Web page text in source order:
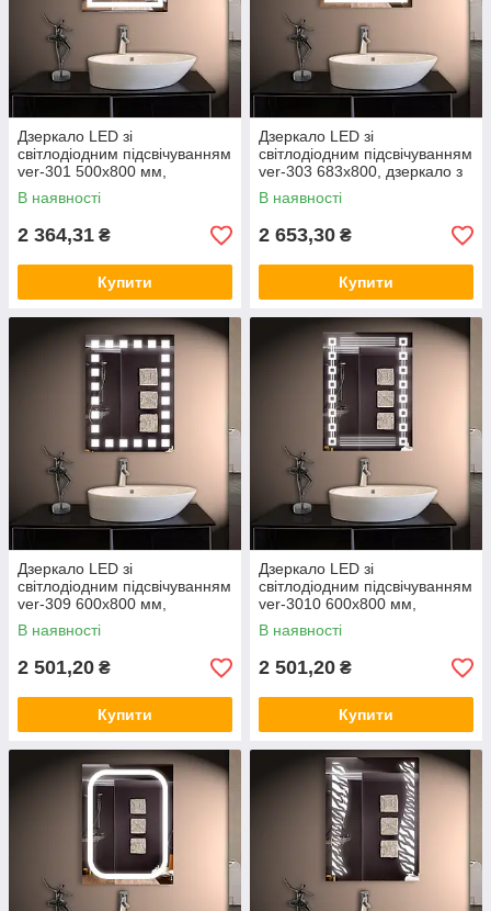
Дзеркало LED зі
світлодіодним підсвічуванням
ver-301 500х800 мм,
дзеркало з підсвіткою
В наявності
2 364,31 ₴
Купити
Дзеркало LED зі
світлодіодним підсвічуванням
ver-303 683х800, дзеркало з
підсвіткою
В наявності
2 653,30 ₴
Купити
Дзеркало LED зі
світлодіодним підсвічуванням
ver-309 600х800 мм,
дзеркало з підсвіткою
В наявності
2 501,20 ₴
Купити
Дзеркало LED зі
світлодіодним підсвічуванням
ver-3010 600х800 мм,
дзеркало з підсвіткою
В наявності
2 501,20 ₴
Купити